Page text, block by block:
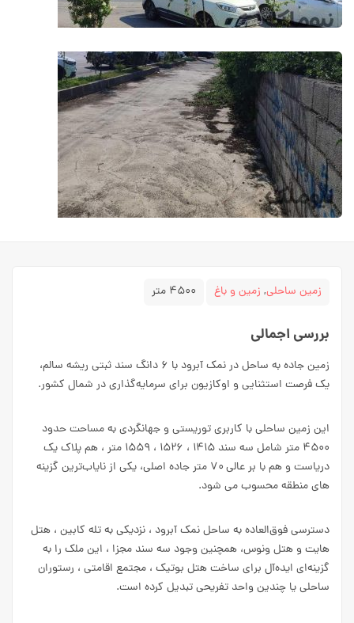
زمین ساحلی, زمین و باغ ۴۵۰۰ متر
بررسی اجمالی
زمین جاده به ساحل در نمک آبرود با ۶ دانگ سند ثبتی ریشه سالم،
یک فرصت استثنایی و اوکازیون برای سرمایه‌گذاری در شمال کشور.
این زمین ساحلی با کاربری توریستی و جهانگردی به مساحت حدود
۴۵۰۰ متر شامل سه سند ۱۴۱۵ ، ۱۵۲۶ ، ۱۵۵۹ متر ، هم پلاک یک
دریاست و هم با بر عالی ۷۰ متر جاده اصلی، یکی از نایاب‌ترین گزینه
های منطقه محسوب می شود.
دسترسی فوق‌العاده به ساحل نمک آبرود ، نزدیکی به تله کابین ، هتل‌
هایت و هتل ونوس، همچنین وجود سه سند مجزا ، این ملک را به
گزینه‌ای ایده‌آل برای ساخت هتل بوتیک ، مجتمع اقامتی ، رستوران
ساحلی یا چندین واحد تفریحی تبدیل کرده است.